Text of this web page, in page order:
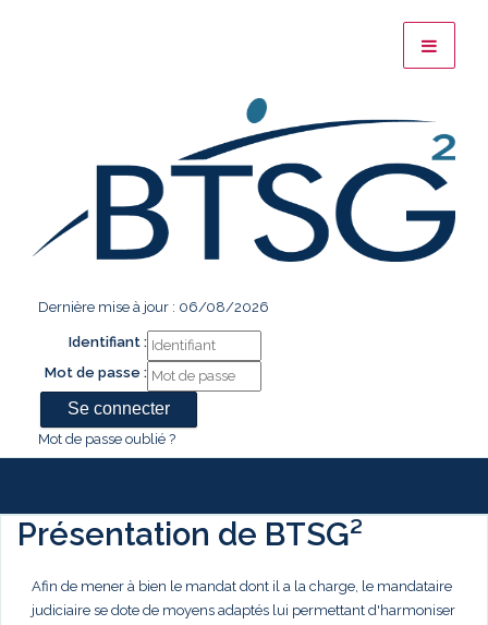
Dernière mise à jour : 06/08/2026
Identifiant :
Mot de passe :
Mot de passe oublié ?
Présentation de BTSG²
Afin de mener à bien le mandat dont il a la charge, le mandataire
judiciaire se dote de moyens adaptés lui permettant d'harmoniser